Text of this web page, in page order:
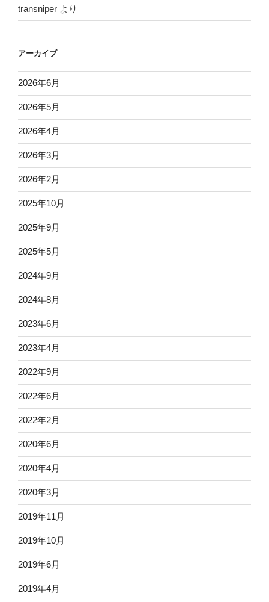
transniper より
アーカイブ
2026年6月
2026年5月
2026年4月
2026年3月
2026年2月
2025年10月
2025年9月
2025年5月
2024年9月
2024年8月
2023年6月
2023年4月
2022年9月
2022年6月
2022年2月
2020年6月
2020年4月
2020年3月
2019年11月
2019年10月
2019年6月
2019年4月